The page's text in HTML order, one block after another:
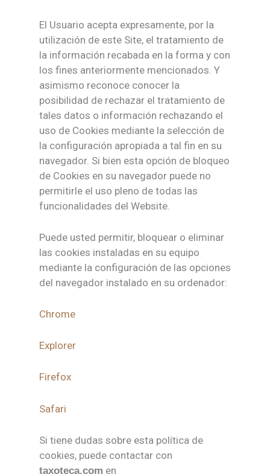
El Usuario acepta expresamente, por la
utilización de este Site, el tratamiento de
la información recabada en la forma y con
los fines anteriormente mencionados. Y
asimismo reconoce conocer la
posibilidad de rechazar el tratamiento de
tales datos o información rechazando el
uso de Cookies mediante la selección de
la configuración apropiada a tal fin en su
navegador. Si bien esta opción de bloqueo
de Cookies en su navegador puede no
permitirle el uso pleno de todas las
funcionalidades del Website.
Puede usted permitir, bloquear o eliminar
las cookies instaladas en su equipo
mediante la configuración de las opciones
del navegador instalado en su ordenador:
Chrome
Explorer
Firefox
Safari
Si tiene dudas sobre esta política de
cookies, puede contactar con
taxoteca.com en